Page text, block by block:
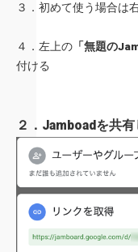
３．初めて使う場合は
４．左上の 「無題の
付ける
２．Jamboadを共有